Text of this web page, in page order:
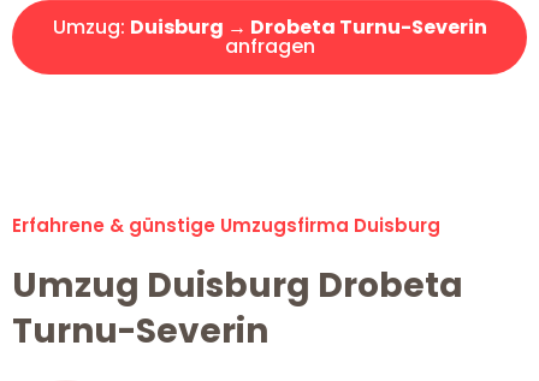
Umzug: Duisburg → Drobeta Turnu-Severin
anfragen
Erfahrene & günstige Umzugsfirma Duisburg
Umzug Duisburg Drobeta
Turnu-Severin